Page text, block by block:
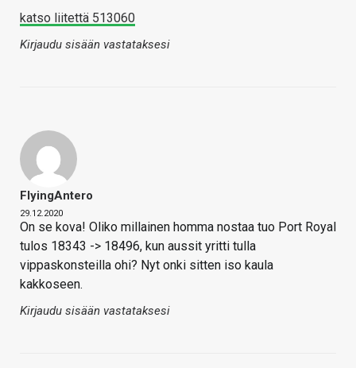
katso liitettä 513060
Kirjaudu sisään vastataksesi
FlyingAntero
29.12.2020
On se kova! Oliko millainen homma nostaa tuo Port Royal
tulos 18343 -> 18496, kun aussit yritti tulla
vippaskonsteilla ohi? Nyt onki sitten iso kaula
kakkoseen.
Kirjaudu sisään vastataksesi